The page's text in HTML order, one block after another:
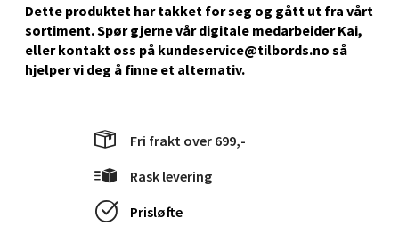
Dette produktet har takket for seg og gått ut fra vårt
sortiment. Spør gjerne vår digitale medarbeider Kai,
eller kontakt oss på kundeservice@tilbords.no så
hjelper vi deg å ﬁnne et alternativ.
Fri frakt over 699,-
Rask levering
Prisløfte
Stavanger og Sandnes - Kilden
Senter
0 i butikk